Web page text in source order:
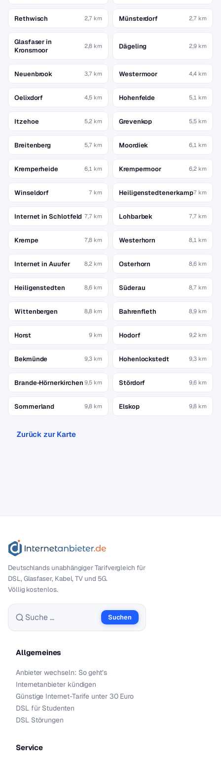
Rethwisch 2,7 km Münsterdorf 2,7 km
Glasfaser in
Kronsmoor
2,8 km Dägeling 2,9 km
Neuenbrook 3,7 km Westermoor 4,4 km
Oelixdorf 4,5 km Hohenfelde 5,1 km
Itzehoe 5,2 km Grevenkop 5,5 km
Breitenberg 5,7 km Moordiek 6,1 km
Kremperheide 6,1 km Krempermoor 6,2 km
Winseldorf 7 km Heiligenstedtenerkamp7 km
Internet in Schlotfeld 7,7 km Lohbarbek 7,7 km
Krempe 7,8 km Westerhorn 8,1 km
Internet in Auufer 8,2 km Osterhorn 8,6 km
Heiligenstedten 8,6 km Süderau 8,7 km
Wittenbergen 8,8 km Bahrenfleth 8,9 km
Horst 9 km Hodorf 9,2 km
Bekmünde 9,3 km Hohenlockstedt 9,3 km
Brande-Hörnerkirchen 9,5 km Stördorf 9,6 km
Sommerland 9,8 km Elskop 9,8 km
Zurück zur Karte
Deutschlands unabhängiger Tarif­vergleich für
DSL, Glasfaser, Kabel, TV und 5G.
Völlig kostenlos.
Suche nach:
Suchen
Allgemeines
Anbieter wechseln: So geht’s
Internetanbieter kündigen
Günstige Internet-Tarife unter 30 Euro
DSL für Studenten
DSL Störungen
Service